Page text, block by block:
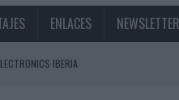
ENLACES NEWSLETTER
IBERIA